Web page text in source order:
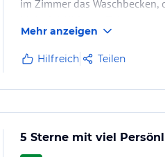
im Zimmer das
Mehr anzeigen
Hilfreich Teilen
5 Sterne mit viel